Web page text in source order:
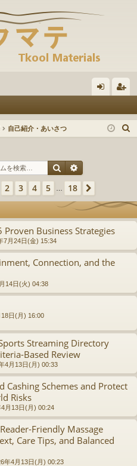
イ ザ
自己紹介・あいさつ
検索
ジ ／ 18
2 3 4 5 18
Proven Business Strategies
7月24日(金) 15:34
Connection, and the
14日(火) 04:38
日(月) 16:00
Streaming Directory
Based Review
4月13日(月) 00:33
Cashing Schemes and Protect
Risks
月13日(月) 00:24
Friendly Massage
Care Tips, and Balanced
年4月13日(月) 00:23